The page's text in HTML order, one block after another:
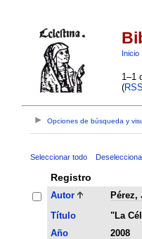
Inicio
1–1
(RSS
Opciones de búsqueda y
Seleccionar todo
Registro
Autor
Pérez,
Título
"La
Año
2008